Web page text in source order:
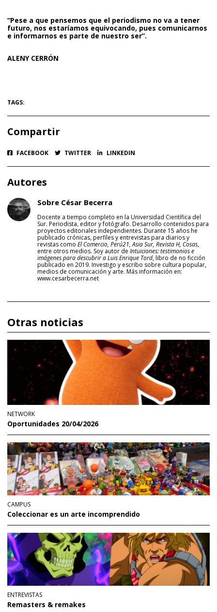
“Pese a que pensemos que el periodismo no va a tener
futuro, nos estaríamos equivocando, pues comunicarnos
e informarnos es parte de nuestro ser”.
ALENY CERRÓN
TAGS:
Compartir
FACEBOOK TWITTER LINKEDIN
Autores
Sobre César Becerra
Docente a tiempo completo en la Universidad Científica del
Sur. Periodista, editor y fotógrafo. Desarrollo contenidos para
proyectos editoriales independientes. Durante 15 años he
publicado crónicas, perfiles y entrevistas para diarios y
revistas como El Comercio, Perú21, Asia Sur, Revista H, Cosas,
entre otros medios. Soy autor de Intuiciones: testimonios e
imágenes para descubrir a Luis Enrique Tord, libro de no ficción
publicado en 2019. Investigo y escribo sobre cultura popular,
medios de comunicación y arte. Más información en:
www.cesarbecerra.net
Otras noticias
NETWORK
Oportunidades 20/04/2026
CAMPUS
Coleccionar es un arte incomprendido
ENTREVISTAS
Remasters & remakes